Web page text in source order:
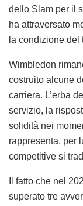
dello Slam per il
ha attraversato
la condizione del
Wimbledon
costruito alcune
carriera. L’erba
servizio, la
solidità nei
rappresenta, per
competitive si
Il fatto che nel
superato tre